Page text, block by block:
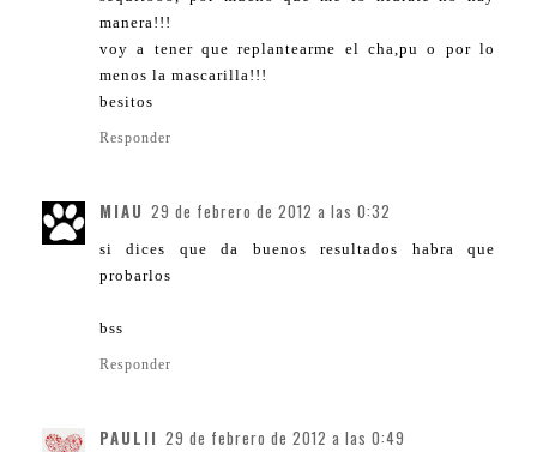
manera!!!
voy a tener que replantearme el cha,pu o por lo
menos la mascarilla!!!
besitos
Responder
MIAU 29 de febrero de 2012 a las 0:32
si dices que da buenos resultados habra que
probarlos
bss
Responder
PAULII 29 de febrero de 2012 a las 0:49